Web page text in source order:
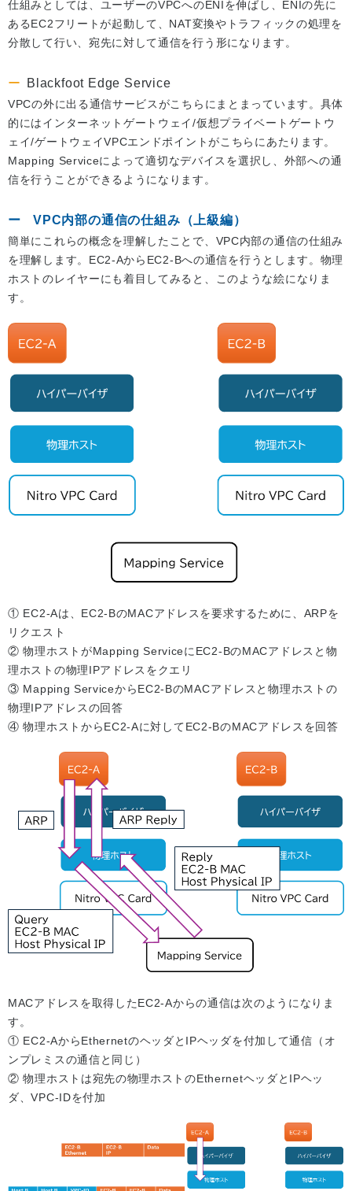
仕組みとしては、ユーザーのVPCへのENIを伸ばし、ENIの先に
あるEC2フリートが起動して、NAT変換やトラフィックの処理を
分散して行い、宛先に対して通信を行う形になります。
Blackfoot Edge Service
VPCの外に出る通信サービスがこちらにまとまっています。具体
的にはインターネットゲートウェイ/仮想プライベートゲートウ
ェイ/ゲートウェイVPCエンドポイントがこちらにあたります。
Mapping Serviceによって適切なデバイスを選択し、外部への通
信を行うことができるようになります。
VPC内部の通信の仕組み（上級編）
簡単にこれらの概念を理解したことで、VPC内部の通信の仕組み
を理解します。EC2-AからEC2-Bへの通信を行うとします。物理
ホストのレイヤーにも着目してみると、このような絵になりま
す。
① EC2-Aは、EC2-BのMACアドレスを要求するために、ARPを
リクエスト
② 物理ホストがMapping ServiceにEC2-BのMACアドレスと物
理ホストの物理IPアドレスをクエリ
③ Mapping ServiceからEC2-BのMACアドレスと物理ホストの
物理IPアドレスの回答
④ 物理ホストからEC2-Aに対してEC2-BのMACアドレスを回答
MACアドレスを取得したEC2-Aからの通信は次のようになりま
す。
① EC2-AからEthernetのヘッダとIPヘッダを付加して通信（オ
ンプレミスの通信と同じ）
② 物理ホストは宛先の物理ホストのEthernetヘッダとIPヘッ
ダ、VPC-IDを付加